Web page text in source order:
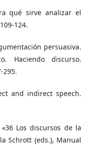
qué sirve analizar el
124.
persuasiva.
Haciendo discurso.
295.
and indirect speech.
«36 Los discursos de la
Schrott (eds.), Manual